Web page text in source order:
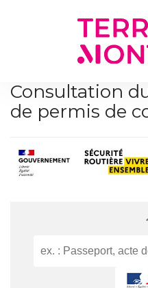
Consultation
de permis de